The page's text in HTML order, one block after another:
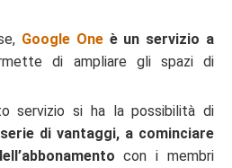
Google Oneè un servizio a
di ampliare gli spazi di
servizio si ha la possibilità di
di vantaggi, a cominciare
con i membri